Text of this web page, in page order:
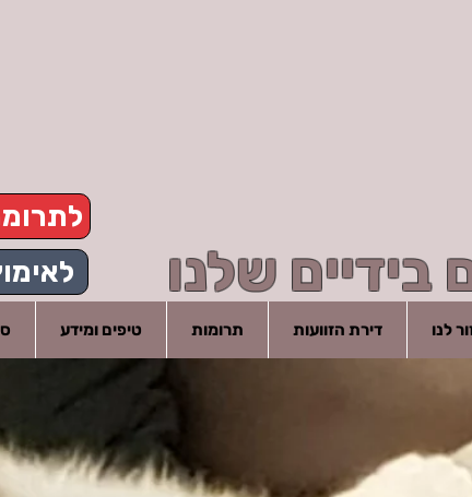
שלנו
לנו דירת הזוועות תרומות טיפים ומידע